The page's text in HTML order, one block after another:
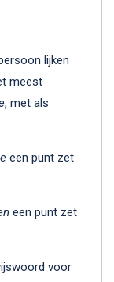
lijken
meest
, met als
een punt zet
een punt zet
voor